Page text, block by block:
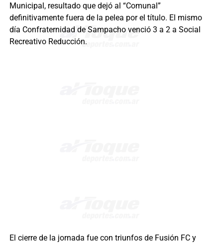
Municipal, resultado que dejó al “Comunal”
definitivamente fuera de la pelea por el título. El mismo
día Confraternidad de Sampacho venció 3 a 2 a Social
Recreativo Reducción.
El cierre de la jornada fue con triunfos de Fusión FC y